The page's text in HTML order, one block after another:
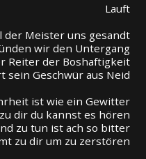
Lauft
der Meister uns gesandt
wir den Untergang
Reiter der Boshaftigkeit
sein Geschwür aus Neid
ist wie ein Gewitter
dir du kannst es hören
zu tun ist ach so bitter
zu dir um zu zerstören